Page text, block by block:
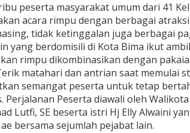
k
a
B
i
m
a
peserta masyarakat umum dari 41
acara rimpu dengan berbagai
tidak ketinggalan juga berbagai
yang berdomisili di Kota Bima ikut
rimpu dikombinasikan dengan
matahari dan antrian saat memulai
semangat peserta untuk tetap
Perjalanan Peserta diawali oleh Walikota
Lutfi, SE beserta istri Hj Elly Alwaini
bersama sejumlah pejabat lain.